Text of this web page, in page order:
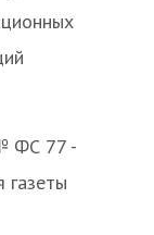
ФС 77 -